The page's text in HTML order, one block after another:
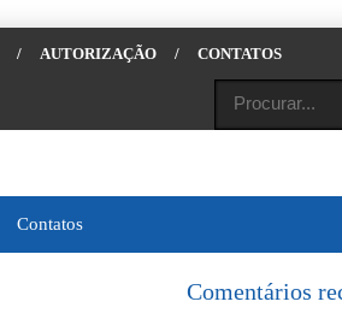
/ AUTORIZAÇÃO / CONTATOS
Contatos
Comentários